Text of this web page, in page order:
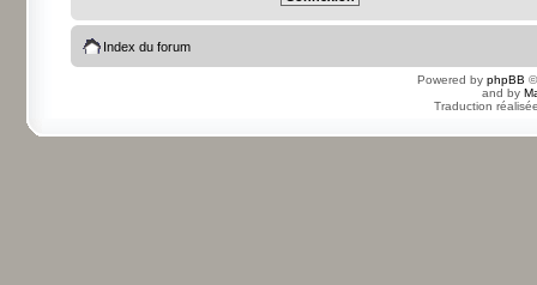
Index du forum
Powered by phpBB
and by
Traduction